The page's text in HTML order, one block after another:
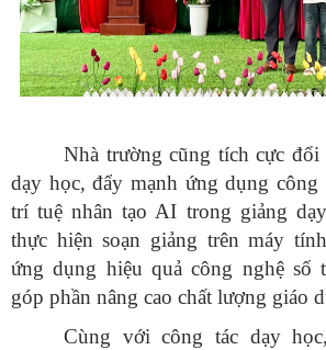
Nhà trường cũng tích cực
dạy học, đẩy mạnh ứng dụng
trí tuệ nhân tạo AI trong giảng
thực hiện soạn giảng trên máy
ứng dụng hiệu quả công nghệ số
góp phần nâng cao chất lượng giáo
Cùng với công tác dạy